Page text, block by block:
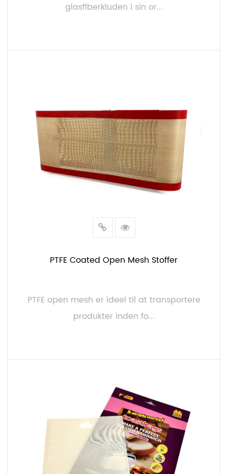
glasfiberkluden i sin or...
PTFE Coated Open Mesh Stoffer
PTFE open mesh er ideel til at transportere
produkter inden fo...